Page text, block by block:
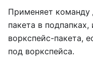
Применяет команду
пакета в
воркспейс-пакета,
под воркспейса.